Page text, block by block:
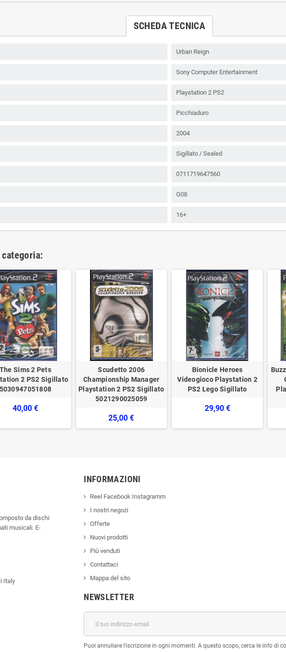
SCHEDA TECNICA
Urban Reign
Sony Computer Entertainment
Playstation 2 PS2
Picchiaduro
2004
Sigillato / Sealed
0711719647560
G08
16+
The Sims 2 Pets
2 PS2 Sigillato
5030947051808
40,00 €
Scudetto 2006
Championship Manager
Playstation 2 PS2 Sigillato
5021290025059
25,00 €
Bionicle Heroes
Videogioco Playstation 2
PS2 Lego Sigillato
29,90 €
da dischi
musicali. E-
Italy
INFORMAZIONI
Reel Facebook Instagramm
I nostri negozi
Offerte
Nuovi prodotti
Più venduti
Contattaci
Mappa del sito
NEWSLETTER
Puoi annullare l'iscrizione in ogni momenti. A questo scopo, cerca le info di